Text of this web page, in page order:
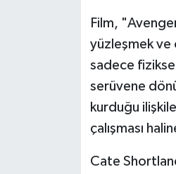
Film,
yüzleşmek ve
sadece
serüvene
kurduğu
çalışması
Cate
Televizyon
Yaşam-Çevre